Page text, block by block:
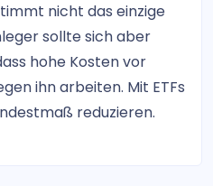
nicht das einzige
sollte sich aber
hohe Kosten vor
ihn arbeiten. Mit ETFs
reduzieren.